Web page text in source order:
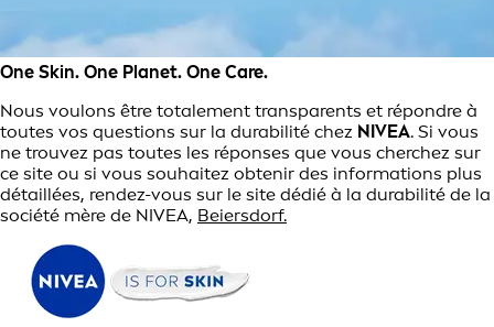
One Skin. One Planet. One Care.
Nous voulons être totalement transparents et répondre à
toutes vos questions sur la durabilité chez NIVEA. Si vous
ne trouvez pas toutes les réponses que vous cherchez sur
ce site ou si vous souhaitez obtenir des informations plus
détaillées, rendez-vous sur le site dédié à la durabilité de la
société mère de NIVEA, Beiersdorf.